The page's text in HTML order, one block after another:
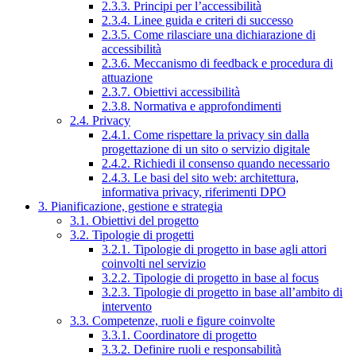
2.3.3. Principi per l’accessibilità
2.3.4. Linee guida e criteri di successo
2.3.5. Come rilasciare una dichiarazione di
accessibilità
2.3.6. Meccanismo di feedback e procedura di
attuazione
2.3.7. Obiettivi accessibilità
2.3.8. Normativa e approfondimenti
2.4. Privacy
2.4.1. Come rispettare la privacy sin dalla
progettazione di un sito o servizio digitale
2.4.2. Richiedi il consenso quando necessario
2.4.3. Le basi del sito web: architettura,
informativa privacy, riferimenti DPO
3. Pianificazione, gestione e strategia
3.1. Obiettivi del progetto
3.2. Tipologie di progetti
3.2.1. Tipologie di progetto in base agli attori
coinvolti nel servizio
3.2.2. Tipologie di progetto in base al focus
3.2.3. Tipologie di progetto in base all’ambito di
intervento
3.3. Competenze, ruoli e figure coinvolte
3.3.1. Coordinatore di progetto
3.3.2. Definire ruoli e responsabilità